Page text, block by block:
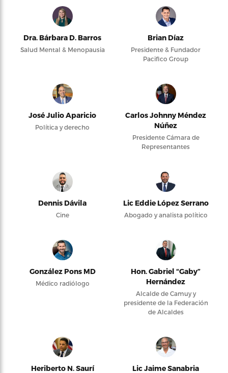
Dra. Bárbara D. Barros
Salud Mental & Menopausia
Brian Díaz
Presidente & Fundador
Pacifico Group
José Julio Aparicio
Política y derecho
Carlos Johnny Méndez
Núñez
Presidente Cámara de
Representantes
Dennis Dávila
Cine
Lic Eddie López Serrano
Abogado y analista político
González Pons MD
Médico radiólogo
Hon. Gabriel “Gaby”
Hernández
Alcalde de Camuy y
presidente de la Federación
de Alcaldes
Heriberto N. Saurí Lic Jaime Sanabria